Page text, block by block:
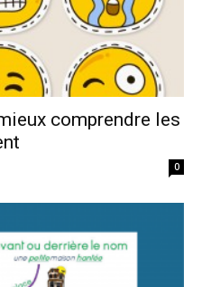
comprendre les
0